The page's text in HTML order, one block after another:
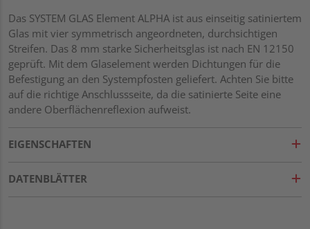
Das SYSTEM GLAS Element ALPHA ist aus einseitig satiniertem
Glas mit vier symmetrisch angeordneten, durchsichtigen
Streifen. Das 8 mm starke Sicherheitsglas ist nach EN 12150
geprüft. Mit dem Glaselement werden Dichtungen für die
Befestigung an den Systempfosten geliefert. Achten Sie bitte
auf die richtige Anschlussseite, da die satinierte Seite eine
andere Oberflächenreflexion aufweist.
EIGENSCHAFTEN
DATENBLÄTTER